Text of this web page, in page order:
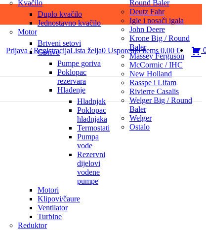
Prijava / RegistracijaLista želja0 Usporedi0items 0,00 €
Kvačilo
Duplo kvačilo
Jednostavno kvačilo
Motor
Brtveni setovi
Gorivo
Pumpe goriva
Poklopac
rezervara
Hlađenje
Hladnjak
Poklopac
hladnjaka
Termostati
Pumpa
vode
Rezervni
dijelovi
vodene
pumpe
Motori
Klipovi/čaure
Ventilator
Turbine
Reduktor
Round Baler
Deutz Fahr
Igle i nosači igala
John Deere
Krone Big / Round
Baler
Massey Ferguson
McCormic / IHC
New Holland
Rasspe i Lifam
Rivierre Casalis
Welger Big / Round
Baler
Welger
Ostalo